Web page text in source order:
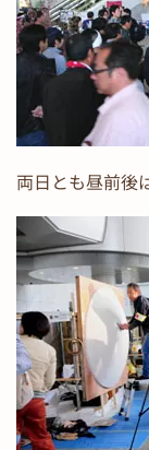
両日とも昼前後